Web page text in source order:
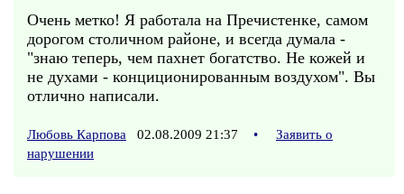
Очень метко! Я работала на Пречистенке, самом
дорогом столичном районе, и всегда думала -
"знаю теперь, чем пахнет богатство. Не кожей и
не духами - конциционированным воздухом". Вы
отлично написали.
Любовь Карпова 02.08.2009 21:37 •
Заявить о
нарушении